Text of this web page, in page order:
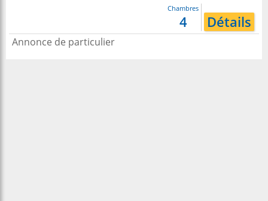
Chambres
4 Détails
Annonce de particulier